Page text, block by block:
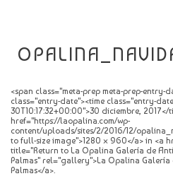
<span class="meta-prep meta-prep-entry-
class="entry-date"><time class="entry-
30T10:17:32+00:00">30 diciembre, 2017</
href="https://laopalina.com/wp-
content/uploads/sites/2/2016/12/
to full-size image">1280 × 960</a> in <a
title="Return to La Opalina Galería de
Palmas" rel="gallery">La Opalina
Palmas</a>.